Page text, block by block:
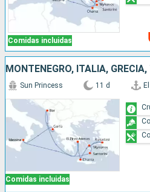
Comidas incluidas
MONTENEGRO, ITALIA,
Comidas incluidas
Sun Princess 11 d